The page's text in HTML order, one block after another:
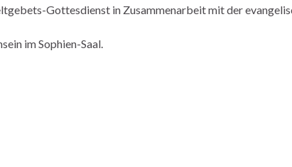
Gottesdienst in Zusammenarbeit mit der
im Sophien-Saal.